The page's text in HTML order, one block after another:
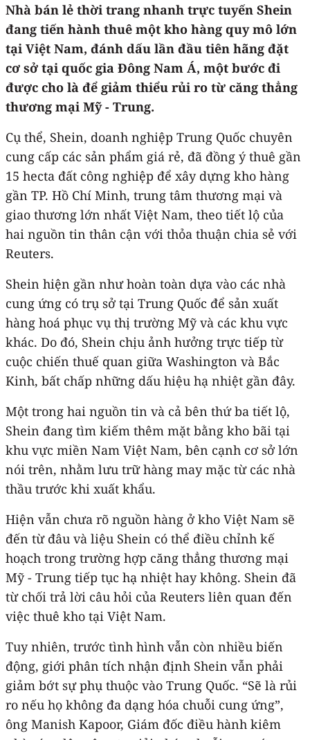
Nhà bán lẻ thời trang nhanh trực tuyến Shein
đang tiến hành thuê một kho hàng quy mô lớn
tại Việt Nam, đánh dấu lần đầu tiên hãng đặt
cơ sở tại quốc gia Đông Nam Á, một bước đi
được cho là để giảm thiểu rủi ro từ căng thẳng
thương mại Mỹ - Trung.
Cụ thể, Shein, doanh nghiệp Trung Quốc chuyên
cung cấp các sản phẩm giá rẻ, đã đồng ý thuê gần
15 hecta đất công nghiệp để xây dựng kho hàng
gần TP. Hồ Chí Minh, trung tâm thương mại và
giao thương lớn nhất Việt Nam, theo tiết lộ của
hai nguồn tin thân cận với thỏa thuận chia sẻ với
Reuters.
Shein hiện gần như hoàn toàn dựa vào các nhà
cung ứng có trụ sở tại Trung Quốc để sản xuất
hàng hoá phục vụ thị trường Mỹ và các khu vực
khác. Do đó, Shein chịu ảnh hưởng trực tiếp từ
cuộc chiến thuế quan giữa Washington và Bắc
Kinh, bất chấp những dấu hiệu hạ nhiệt gần đây.
Một trong hai nguồn tin và cả bên thứ ba tiết lộ,
Shein đang tìm kiếm thêm mặt bằng kho bãi tại
khu vực miền Nam Việt Nam, bên cạnh cơ sở lớn
nói trên, nhằm lưu trữ hàng may mặc từ các nhà
thầu trước khi xuất khẩu.
Hiện vẫn chưa rõ nguồn hàng ở kho Việt Nam sẽ
đến từ đâu và liệu Shein có thể điều chỉnh kế
hoạch trong trường hợp căng thẳng thương mại
Mỹ - Trung tiếp tục hạ nhiệt hay không. Shein đã
từ chối trả lời câu hỏi của Reuters liên quan đến
việc thuê kho tại Việt Nam.
Tuy nhiên, trước tình hình vẫn còn nhiều biến
động, giới phân tích nhận định Shein vẫn phải
giảm bớt sự phụ thuộc vào Trung Quốc. “Sẽ là rủi
ro nếu họ không đa dạng hóa chuỗi cung ứng”,
ông Manish Kapoor, Giám đốc điều hành kiêm